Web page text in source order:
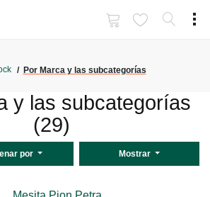
Por Marca y las subcategorías
y las subcategorías
(29)
por Mostrar